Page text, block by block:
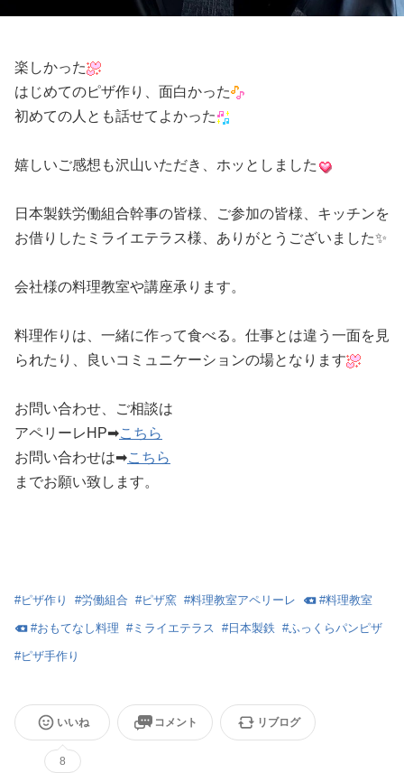
楽しかった
はじめてのピザ作り、面白かった
初めての人とも話せてよかった
嬉しいご感想も沢山いただき、ホッとしました
日本製鉄労働組合幹事の皆様、ご参加の皆様、キッチンを
お借りしたミライエテラス様、ありがとうございました✨
会社様の料理教室や講座承ります。
料理作りは、一緒に作って食べる。仕事とは違う一面を見
られたり、
良いコミュニケーションの場となります
お問い合わせ、ご相談は
アペリーレHP➡︎こちら
お問い合わせは➡︎こちら
までお願い致します。
#ピザ作り #労働組合 #ピザ窯 #料理教室アペリーレ #料理教室
#おもてなし料理 #ミライエテラス #日本製鉄 #ふっくらパンピザ
#ピザ手作り
いいね
8
コメント リブログ